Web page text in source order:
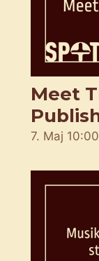
Meet
7. Maj